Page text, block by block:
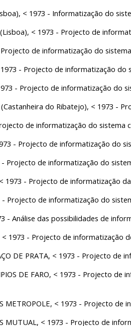
< 1973 - Informatização do
(Lisboa), < 1973 - Projecto de
Projecto de informatização do
1973 - Projecto de informatização
- Projecto de informatização do
(Castanheira do Ribatejo), < 1973
de informatização do sistema
- Projecto de informatização do
- Projecto de informatização do
< 1973 - Projecto de informatização
- Projecto de informatização do
- Análise das possibilidades de
< 1973 - Projecto de informatização
DE PRATA, < 1973 - Projecto
DE FARO, < 1973 - Projecto
METROPOLE, < 1973 - Projecto
MUTUAL, < 1973 - Projecto de